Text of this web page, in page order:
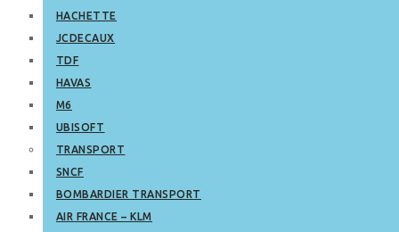
HACHETTE
JCDECAUX
TDF
HAVAS
M6
UBISOFT
TRANSPORT
SNCF
BOMBARDIER TRANSPORT
AIR FRANCE – KLM